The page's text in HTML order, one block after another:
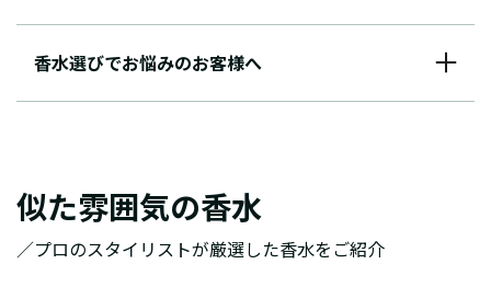
香水選びでお悩みのお客様へ
似た雰囲気の香水
／プロのスタイリストが厳選した香水をご紹介